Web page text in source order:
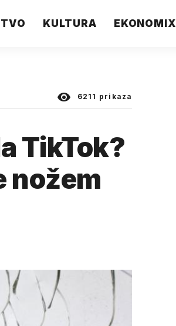
KULTURA EKONOMIX
6211 prikaza
TikTok?
nožem